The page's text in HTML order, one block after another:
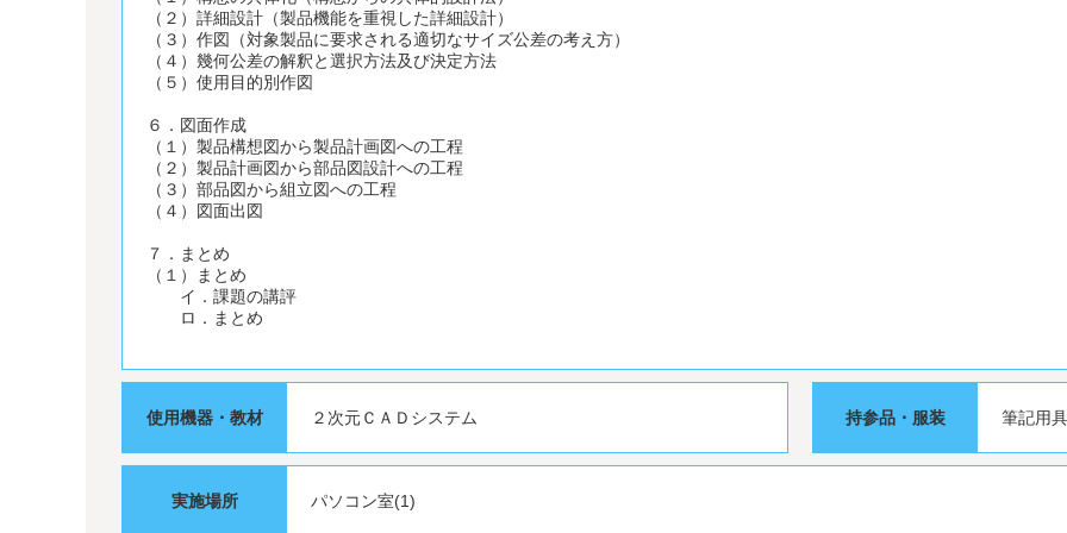
（２）詳細設計（製品機能を重視した詳細設計）
（３）作図（対象製品に要求される適切なサイズ公差の考え方）
（４）幾何公差の解釈と選択方法及び決定方法
（５）使用目的別作図
６．図面作成
（１）製品構想図から製品計画図への工程
（２）製品計画図から部品図設計への工程
（３）部品図から組立図への工程
（４）図面出図
７．まとめ
（１）まとめ
イ．課題の講評
ロ．まとめ
使用機器・教材 ２次元ＣＡＤシステム 持参品・服装 筆記用具
実施場所 パソコン室(1)